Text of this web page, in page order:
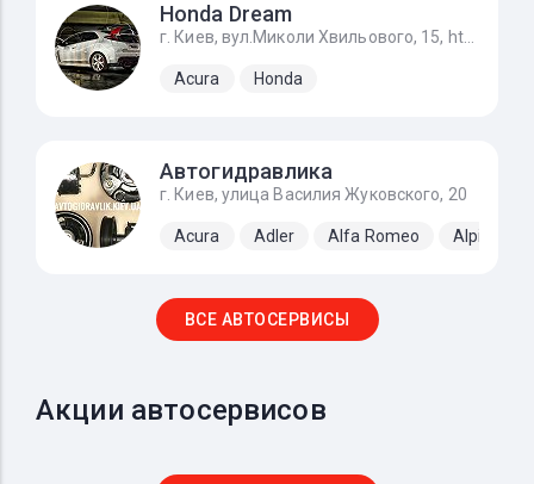
Honda Dream
г. Киев, вул.Миколи Хвильового, 15, https://g.page/STO_Honda?share
Acura Honda
Автогидравлика
г. Киев, улица Василия Жуковского, 20
Acura Adler Alfa Romeo Alpine
ВСЕ АВТОСЕРВИСЫ
Акции автосервисов